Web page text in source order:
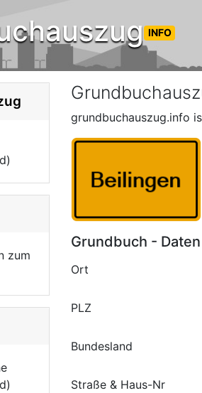
INFO
zum
grundbuchauszug.info
Grundbuch - Daten
Ort
PLZ
Bundesland
Straße & Haus-Nr